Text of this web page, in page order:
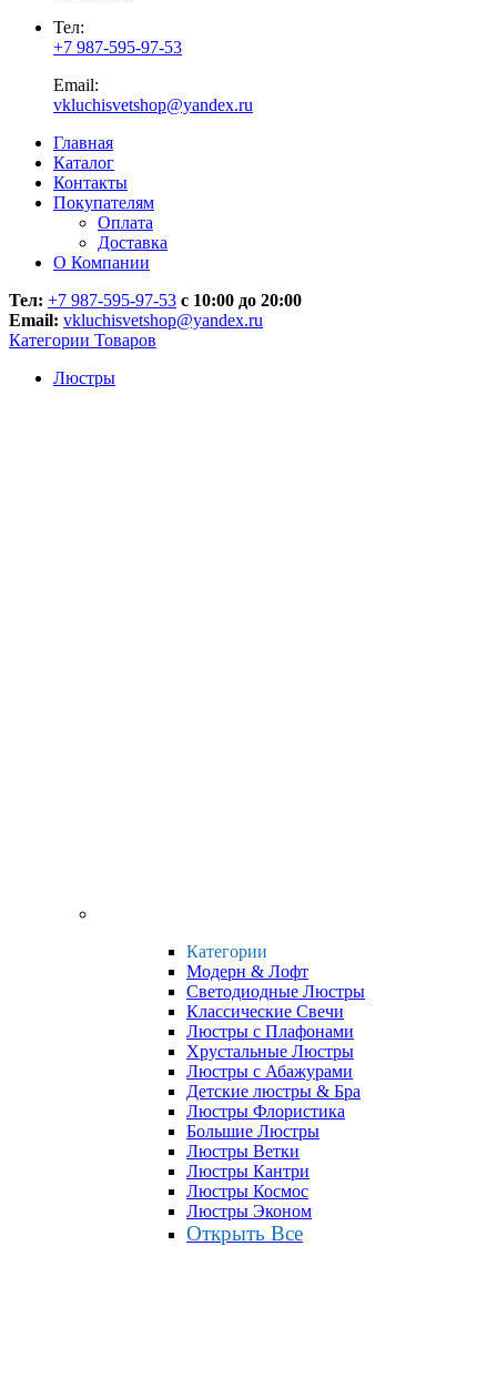
Тел:
+7 987-595-97-53
Email:
vkluchisvetshop@yandex.ru
Главная
Каталог
Контакты
Покупателям
Оплата
Доставка
О Компании
Тел: +7 987-595-97-53 с 10:00 до 20:00
Email: vkluchisvetshop@yandex.ru
Категории Товаров
Люстры
Категории
Модерн & Лофт
Светодиодные Люстры
Классические Свечи
Люстры с Плафонами
Хрустальные Люстры
Люстры с Абажурами
Детские люстры & Бра
Люстры Флористика
Большие Люстры
Люстры Ветки
Люстры Кантри
Люстры Космос
Люстры Эконом
Открыть Все